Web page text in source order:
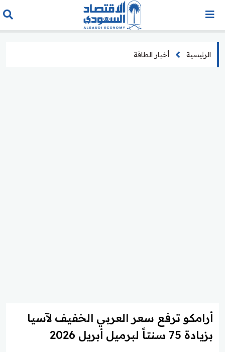
الرئيسية أخبار الطاقة
أرامكو ترفع سعر العربي الخفيف لآسيا
بزيادة 75 سنتاً لبرميل أبريل 2026